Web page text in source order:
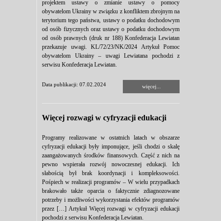
projektem ustawy o zmianie ustawy o pomocy
obywatelom Ukrainy w związku z konfliktem zbrojnym na
terytorium tego państwa, ustawy o podatku dochodowym
od osób fizycznych oraz ustawy o podatku dochodowym
od osób prawnych (druk nr 188) Konfederacja Lewiatan
przekazuje uwagi. KL/72/23/NK/2024 Artykuł Pomoc
obywatelom Ukrainy – uwagi Lewiatana pochodzi z
serwisu Konfederacja Lewiatan.
Data publikacji: 07.02.2024 więcej...
Więcej rozwagi w cyfryzacji edukacji
Programy realizowane w ostatnich latach w obszarze
cyfryzacji edukacji były imponujące, jeśli chodzi o skalę
zaangażowanych środków finansowych. Część z nich na
pewno wspierała rozwój nowoczesnej edukacji. Ich
słabością był brak koordynacji i kompleksowości.
Pośpiech w realizacji programów – W wielu przypadkach
brakowało także oparcia o faktycznie zdiagnozowane
potrzeby i możliwości wykorzystania efektów programów
przez […] Artykuł Więcej rozwagi w cyfryzacji edukacji
pochodzi z serwisu Konfederacja Lewiatan.